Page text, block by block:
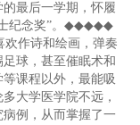
最后一学期，怀履
念奖”。 ◆◆◆◆◆
作诗和绘画，弹奏
球，甚至催眠术和
课程以外，最能吸
大学医学院不远，
例，从而掌握了一